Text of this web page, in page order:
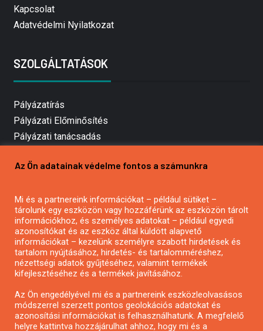
Kapcsolat
Adatvédelmi Nyilatkozat
SZOLGÁLTATÁSOK
Pályázatírás
Pályázati Előminősítés
Pályázati tanácsadás
Mezőgazdasági pályázatírás
Pályázatírás civil szervezeteknek
Pályázatírás önkormányzatoknak
Pályázatfigyelés
Specifikus pályázatfigyelés vagy hírlevél
Pályázatok magánszemélyeknek
Az Ön adatainak védelme fontos a számunkra
Mi és a partnereink információkat – például sütiket –
tárolunk egy eszközön vagy hozzáférünk az eszközön tárolt
információkhoz, és személyes adatokat – például egyedi
azonosítókat és az eszköz által küldött alapvető
információkat – kezelünk személyre szabott hirdetések és
tartalom nyújtásához, hirdetés- és tartalomméréshez,
nézettségi adatok gyűjtéséhez, valamint termékek
kifejlesztéséhez és a termékek javításához.
Az Ön engedélyével mi és a partnereink eszközleolvasásos
módszerrel szerzett pontos geolokációs adatokat és
azonosítási információkat is felhasználhatunk. A megfelelő
helyre kattintva hozzájárulhat ahhoz, hogy mi és a